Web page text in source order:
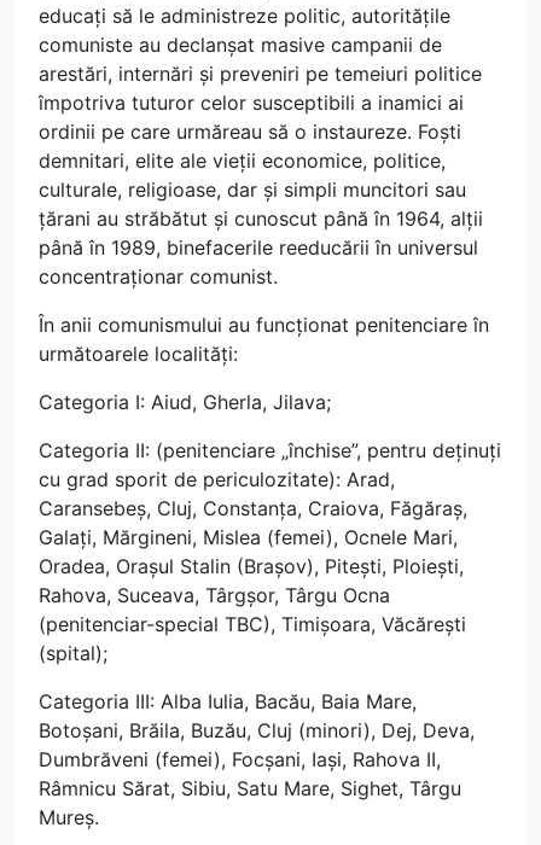
educați să le administreze politic, autoritățile
comuniste au declanșat masive campanii de
arestări, internări și preveniri pe temeiuri politice
împotriva tuturor celor susceptibili a inamici ai
ordinii pe care urmăreau să o instaureze. Foști
demnitari, elite ale vieții economice, politice,
culturale, religioase, dar și simpli muncitori sau
țărani au străbătut și cunoscut până în 1964, alții
până în 1989, binefacerile reeducării în universul
concentraționar comunist.
În anii comunismului au funcționat penitenciare în
următoarele localități:
Categoria I: Aiud, Gherla, Jilava;
Categoria II: (penitenciare „închise”, pentru deținuți
cu grad sporit de periculozitate): Arad,
Caransebeș, Cluj, Constanța, Craiova, Făgăraș,
Galați, Mărgineni, Mislea (femei), Ocnele Mari,
Oradea, Orașul Stalin (Brașov), Pitești, Ploiești,
Rahova, Suceava, Târgșor, Târgu Ocna
(penitenciar-special TBC), Timișoara, Văcărești
(spital);
Categoria III: Alba Iulia, Bacău, Baia Mare,
Botoșani, Brăila, Buzău, Cluj (minori), Dej, Deva,
Dumbrăveni (femei), Focșani, Iași, Rahova II,
Râmnicu Sărat, Sibiu, Satu Mare, Sighet, Târgu
Mureș.